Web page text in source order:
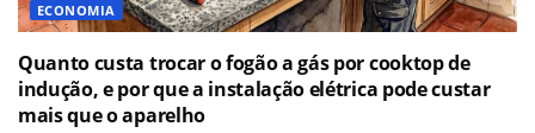
ECONOMIA
Quanto custa trocar o fogão a gás por cooktop de
indução, e por que a instalação elétrica pode custar
mais que o aparelho